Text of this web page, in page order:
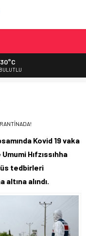
OLDU
30°C
Kovid 19 vaka
Hıfzıssıhha
tedbirleri
alındı.